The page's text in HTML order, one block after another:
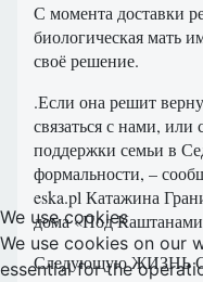
С момента доставки
биологическая мать
своё решение.
.Если она решит
связаться с нами,
поддержки семьи в
формальности, –
eska.pl Катажина
дома «Под
Следующую ЖИЗНЬ
We use cookies
We use cookies on our
essential for the